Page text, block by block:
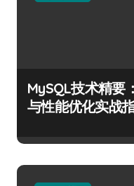
MySQL技术精要
与性能优化实战